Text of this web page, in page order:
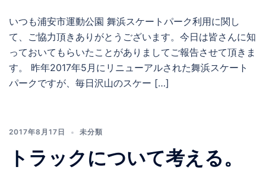
いつも浦安市運動公園 舞浜スケートパーク利用に関し
て、ご協力頂きありがとうございます。今日は皆さんに知
っておいてもらいたことがありましてご報告させて頂きま
す。 昨年2017年5月にリニューアルされた舞浜スケート
パークですが、毎日沢山のスケー […]
2017年8月17日 未分類
トラックについて考える。